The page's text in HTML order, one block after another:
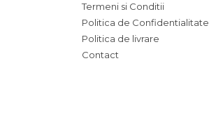
Termeni si Conditii
Politica de Confidentialitate
Politica de livrare
Contact